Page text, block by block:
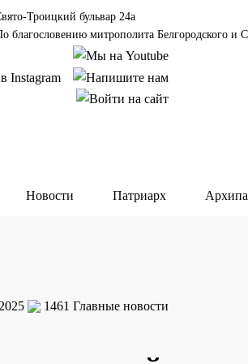
Троицкий бульвар 24а
благословению митрополита Белгородского и
Новости Патриарх
1461 Главные новости